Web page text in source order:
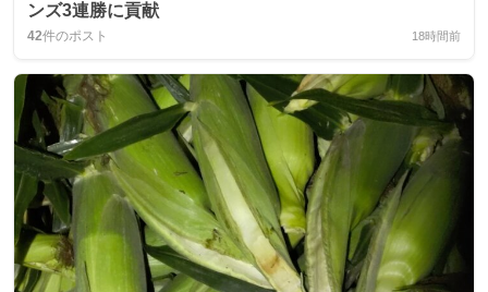
ンズ3連勝に貢献
42件のポスト 18時間前